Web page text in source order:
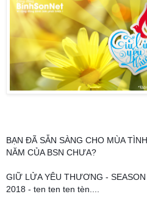
BẠN ĐÃ SẴN SÀNG CHO MÙA
NĂM CỦA BSN CHƯA?
GIỮ LỬA YÊU THƯƠNG -
2018 - ten ten ten tèn....